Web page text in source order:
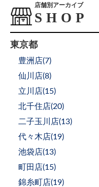
店舗別アーカイブ
東京都
豊洲店(7)
仙川店(8)
立川店(15)
北千住店(20)
二子玉川店(13)
代々木店(19)
池袋店(13)
町田店(15)
錦糸町店(19)